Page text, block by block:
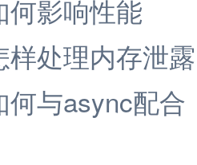
何影响性能
样处理内存泄露
何与async配合